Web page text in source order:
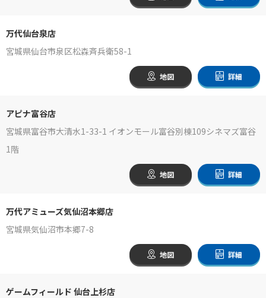
万代仙台泉店
宮城県仙台市泉区松森斉兵衛58-1
地図 詳細
アピナ富谷店
宮城県富谷市大清水1-33-1 イオンモール富谷別棟109シネマズ富谷
1階
地図 詳細
万代アミューズ気仙沼本郷店
宮城県気仙沼市本郷7-8
地図 詳細
ゲームフィールド 仙台上杉店